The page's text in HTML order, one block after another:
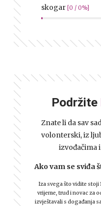
skogar [0 / 0%]
Podržite
Znate li da sav
volonterski, iz
izvođačima
Ako vam se sviđa
Iza svega što vidite stoji
vrijeme, trud i novac za
izvještavali s događanja